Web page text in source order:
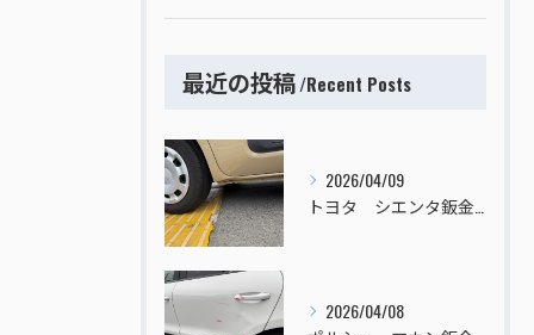
最近の投稿 Recent Posts
2026/04/09
2026/04/08